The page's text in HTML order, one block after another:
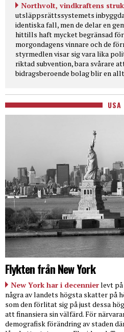
Northvolt, vindkraftens
utsläppsrättssystemets
identiska fall, men de delar en
hittills haft mycket begränsad
morgondagens vinnare och de
styrmedlen visar sig vara lika
riktad subvention, bara svårare
bidragsberoende bolag blir en
USA
Flykten från New York
New York har i decennierlevt på
några av landets högsta skatter på
som den förlitat sig på just dessa
att finansiera sin välfärd. För
demografisk förändring av staden